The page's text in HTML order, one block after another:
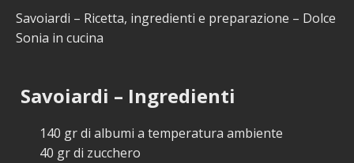
Savoiardi – Ricetta, ingredienti e preparazione – Dolce
Sonia in cucina
Savoiardi – Ingredienti
140 gr di albumi a temperatura ambiente
40 gr di zucchero